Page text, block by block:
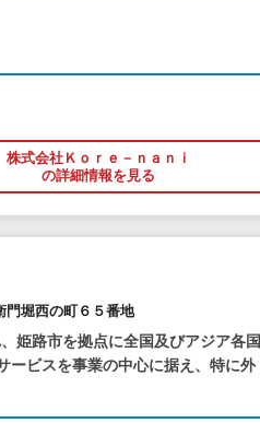
株式会社Ｋｏｒｅ－ｎａｎｉ
の詳細情報を見る
門堀西の町６５番地
姫路市を拠点に全国及びアジア各国
ービスを事業の中心に据え、特に外